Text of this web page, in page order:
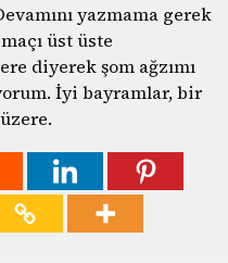
yazmama gerek
üst üste
diyerek şom ağzımı
İyi bayramlar, bir